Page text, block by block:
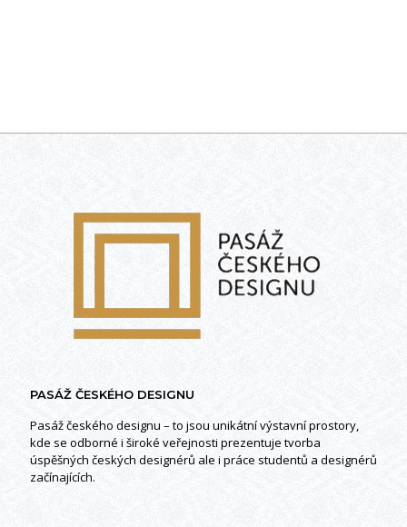
PASÁŽ ČESKÉHO DESIGNU
Pasáž českého designu – to jsou unikátní výstavní prostory,
kde se odborné i široké veřejnosti prezentuje tvorba
úspěšných českých designérů ale i práce studentů a designérů
začínajících.